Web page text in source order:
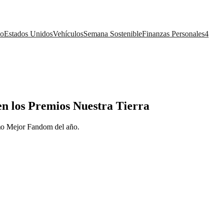
Estados UnidosVehículosSemana SostenibleFinanzas Personales4
los Premios Nuestra Tierra
Mejor Fandom del año.